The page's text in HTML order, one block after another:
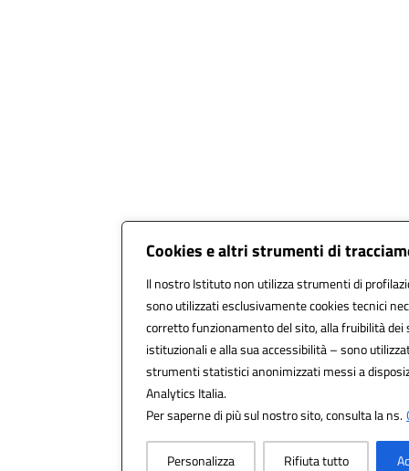
Cookies e altri strumenti di
Il nostro Istituto non utilizza strumenti di
sono utilizzati esclusivamente cookies tecnici
corretto funzionamento del sito, alla fruibilità dei
istituzionali e alla sua accessibilità – sono
strumenti statistici anonimizzati messi a
Analytics Italia.
Per saperne di più sul nostro sito, consulta la ns.
Personalizza Rifiuta tutto